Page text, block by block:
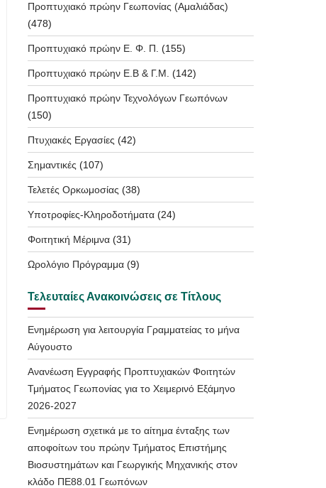
Προπτυχιακό πρώην Γεωπονίας (Αμαλιάδας)
(478)
Προπτυχιακό πρώην Ε. Φ. Π. (155)
Προπτυχιακό πρώην Ε.Β & Γ.Μ. (142)
Προπτυχιακό πρώην Τεχνολόγων Γεωπόνων
(150)
Πτυχιακές Εργασίες (42)
Σημαντικές (107)
Τελετές Ορκωμοσίας (38)
Υποτροφίες-Κληροδοτήματα(24)
Φοιτητική Μέριμνα(31)
Ωρολόγιο Πρόγραμμα(9)
Τελευταίες Ανακοινώσεις σε Τίτλους
Ενημέρωση για λειτουργία Γραμματείας το μήνα
Αύγουστο
Ανανέωση Εγγραφής Προπτυχιακών Φοιτητών
Τμήματος Γεωπονίας για το Χειμερινό Εξάμηνο
2026-2027
Ενημέρωση σχετικά με το αίτημα ένταξης των
αποφοίτων του πρώην Τμήματος Επιστήμης
Βιοσυστημάτων και Γεωργικής Μηχανικής στον
κλάδο ΠΕ88.01 Γεωπόνων